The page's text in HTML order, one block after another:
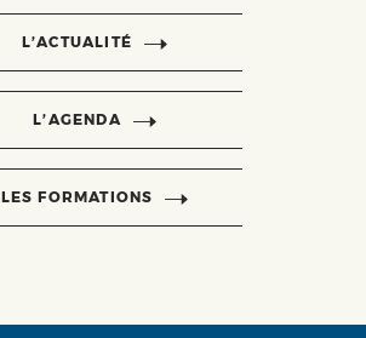
L’ACTUALITÉ
L’AGENDA
LES FORMATIONS